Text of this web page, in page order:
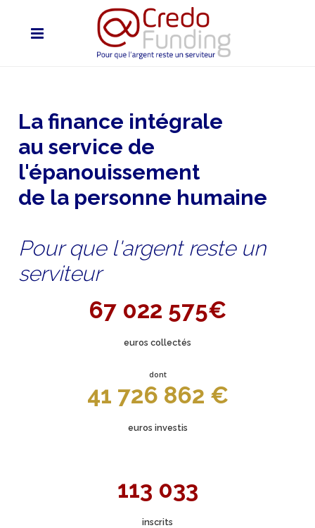
La finance intégrale
au service de
l'épanouissement
de la personne humaine
Pour que l'argent reste un
serviteur
67 022 575€
euros collectés
dont
41 726 862 €
euros investis
113 033
inscrits